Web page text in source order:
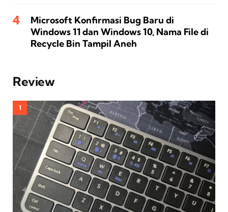
Microsoft Konfirmasi Bug Baru di
Windows 11 dan Windows 10, Nama File di
Recycle Bin Tampil Aneh
Review